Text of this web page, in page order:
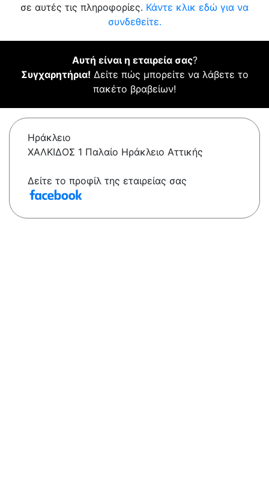
σε αυτές τις πληροφορίες. Κάντε κλικ εδώ για να
συνδεθείτε.
Αυτή είναι η εταιρεία σας?
Συγχαρητήρια! Δείτε πώς μπορείτε να λάβετε το
πακέτο βραβείων!
Ηράκλειο
ΧΑΛΚΙΔΟΣ 1 Παλαίο Ηράκλειο Αττικής
Δείτε το προφίλ της εταιρείας σας